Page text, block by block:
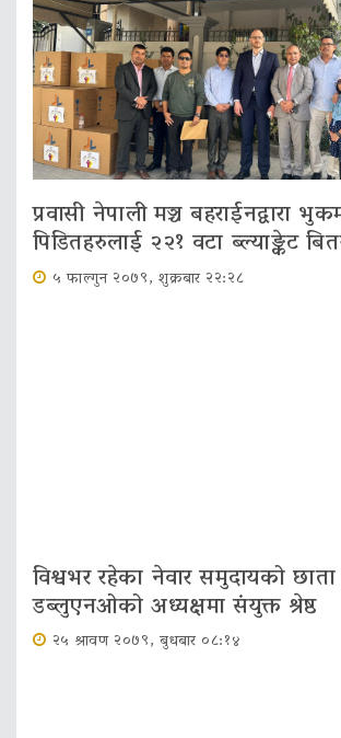
प्रवासी नेपाली मञ्च बहराईनद्वारा
पिडितहरुलाई २२१ वटा ब्ल्याङ्केट
५ फाल्गुन २०७९, शुक्रबार २२:२८
विश्वभर रहेका नेवार समुदायको
डब्लुएनओको अध्यक्षमा संयुक्त श्रेष्ठ
२५ श्रावण २०७९, बुधबार ०८:१४